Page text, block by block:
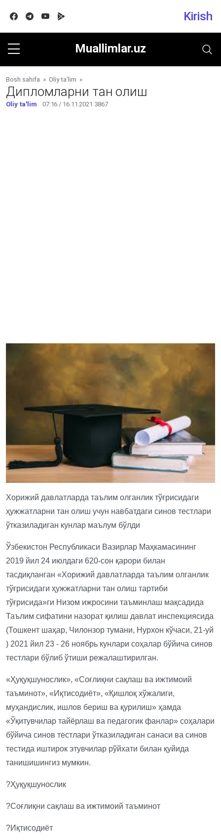
FacebookTelegram
Youtube Kirish
Muallimlar.uz
Bosh sahifa » Oliy ta'lim »
Дипломларни тан олиш
Oliy ta'lim 07:16 / 16.11.2021 3867
Хорижий давлатларда таълим олганлик тўғрисидаги
ҳужжатларни тан олиш учун навбатдаги синов тестлари
ўтказиладиган кунлар маълум бўлди
Ўзбекистон Республикаси Вазирлар Маҳкамасининг
2019 йил 24 июлдаги 620-сон қарори билан
тасдиқланган «Хорижий давлатларда таълим олганлик
тўғрисидаги ҳужжатларни тан олиш тартиби
тўғрисида»ги Низом ижросини таъминлаш мақсадида
Таълим сифатини назорат қилиш давлат инспекциясида
(Тошкент шаҳар, Чилонзор тумани, Нурхон кўчаси, 21-уй
) 2021 йил 23 - 26 ноябрь кунлари соҳалар бўйича синов
тестлари бўлиб ўтиши режалаштирилган.
«Ҳуқуқшунослик», «Соғлиқни сақлаш ва ижтимоий
таъминот», «Иқтисодиёт», «Қишлоқ хўжалиги,
муҳандислик, ишлов бериш ва қурилиш» ҳамда
«Ўқитувчилар тайёрлаш ва педагогик фанлар» соҳалари
бўйича синов тестлари ўтказиладиган санаси ва синов
тестида иштирок этувчилар рўйхати билан қуйида
танишишингиз мумкин.
?Ҳуқуқшунослик
?Соғлиқни сақлаш ва ижтимоий таъминот
?Иқтисодиёт